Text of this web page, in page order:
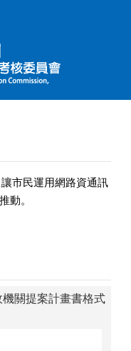
市民運用網路資通訊
動。
關提案計畫書格式